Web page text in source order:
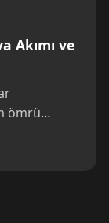
Akımı ve
ömrü